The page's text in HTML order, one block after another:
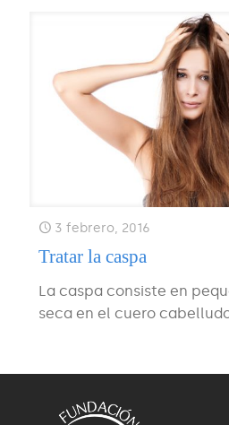
3 febrero, 2016
Tratar la caspa
La caspa consiste en
seca en el cuero